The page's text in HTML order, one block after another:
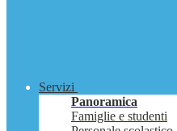
Servizi
Panoramica
Famiglie e studenti